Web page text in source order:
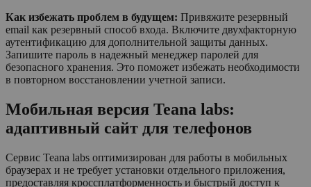
Как избежать проблем в будущем: Привяжите резервный
email как резервный способ входа. Включите двухфакторную
аутентификацию для дополнительной защиты данных.
Запишите пароль в надежный менеджер паролей для
безопасного хранения. Это поможет избежать необходимости
в повторном восстановлении учетной записи.
Мобильная версия Teana labs:
адаптивный сайт для телефонов
Сервис Teana labs оптимизирован для работы в мобильных
браузерах и не требует установки отдельного приложения,
предоставляя кроссплатформенность и быстрый доступ к